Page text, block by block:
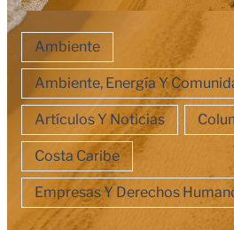
Ambiente
Ambiente, Energía Y
Artículos Y Noticias
Costa Caribe
Empresas Y Derechos